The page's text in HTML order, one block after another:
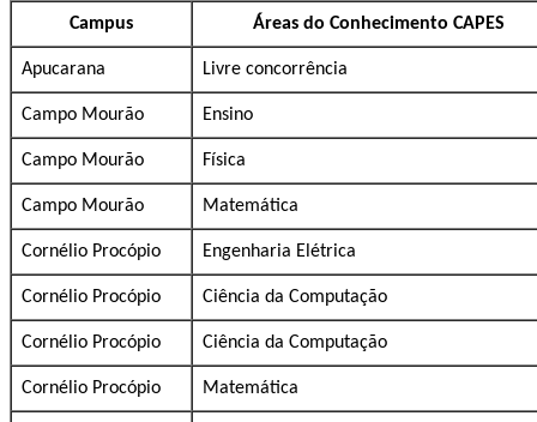
Campus Áreas do Conhecimento CAPES
Apucarana Livre concorrência
Campo Mourão Ensino
Campo Mourão Física
Campo Mourão Matemática
Cornélio Procópio Engenharia Elétrica
Cornélio Procópio Ciência da Computação
Cornélio Procópio Ciência da Computação
Cornélio Procópio Matemática